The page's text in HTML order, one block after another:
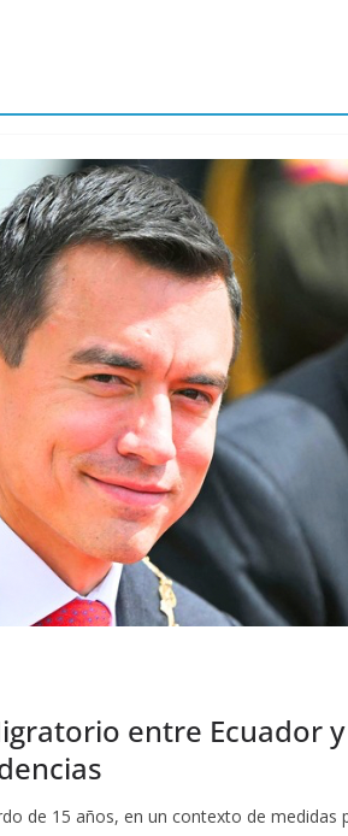
entre Ecuador y
de 15 años, en un contexto de medidas